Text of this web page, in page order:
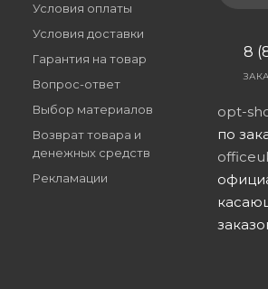
Условия оплаты
Условия доставки
Гарантия на товар
Вопрос-ответ
Выбор материалов
Возврат товара и
денежных средств
Рекламации
8
opt-
по